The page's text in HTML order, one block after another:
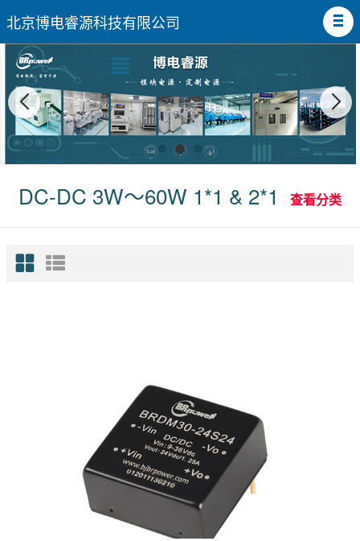
北京博电睿源科技有限公司
查看分类
DC-DC 3W～60W 1*1 & 2*1